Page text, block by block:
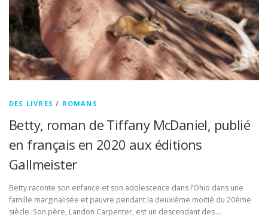
DES LIVRES / ROMANS
Betty, roman de Tiffany McDaniel, publié
en français en 2020 aux éditions
Gallmeister
Betty raconte son enfance et son adolescence dans l’Ohio dans une
famille marginalisée et pauvre pendant la deuxième moitié du 20ème
siècle. Son père, Landon Carpenter, est un descendant des …